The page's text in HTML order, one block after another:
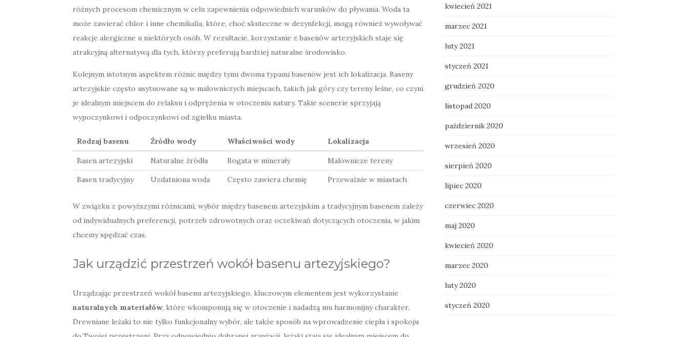
różnych procesom chemicznym w celu zapewnienia odpowiednich warunków do pływania. Woda ta
może zawierać chlor i inne chemikalia, które, choć skuteczne w dezynfekcji, mogą również wywoływać
reakcje alergiczne u niektórych osób. W rezultacie, korzystanie z basenów artezyjskich staje się
atrakcyjną alternatywą dla tych, którzy preferują bardziej naturalne środowisko.
Kolejnym istotnym aspektem różnic między tymi dwoma typami basenów jest ich lokalizacja. Baseny
artezyjskie często usytuowane są w malowniczych miejscach, takich jak góry czy tereny leśne, co czyni
je idealnym miejscem do relaksu i odprężenia w otoczeniu natury. Takie scenerie sprzyjają
wypoczynkowi i odpoczynkowi od zgiełku miasta.
Rodzaj basenu Źródło wody Właściwości wody Lokalizacja
Basen artezyjski Naturalne źródła Bogata w minerały Malownicze tereny
Basen tradycyjny Uzdatniona woda Często zawiera chemię Przeważnie w miastach
W związku z powyższymi różnicami, wybór między basenem artezyjskim a tradycyjnym basenem zależy
od indywidualnych preferencji, potrzeb zdrowotnych oraz oczekiwań dotyczących otoczenia, w jakim
chcemy spędzać czas.
Jak urządzić przestrzeń wokół basenu artezyjskiego?
Urządzając przestrzeń wokół basenu artezyjskiego, kluczowym elementem jest wykorzystanie
naturalnych materiałów, które wkomponują się w otoczenie i nadadzą mu harmonijny charakter.
Drewniane leżaki to nie tylko funkcjonalny wybór, ale także sposób na wprowadzenie ciepła i spokoju
kwiecień 2021
marzec 2021
luty 2021
styczeń 2021
grudzień 2020
listopad 2020
październik 2020
wrzesień 2020
sierpień 2020
lipiec 2020
czerwiec 2020
maj 2020
kwiecień 2020
marzec 2020
luty 2020
styczeń 2020